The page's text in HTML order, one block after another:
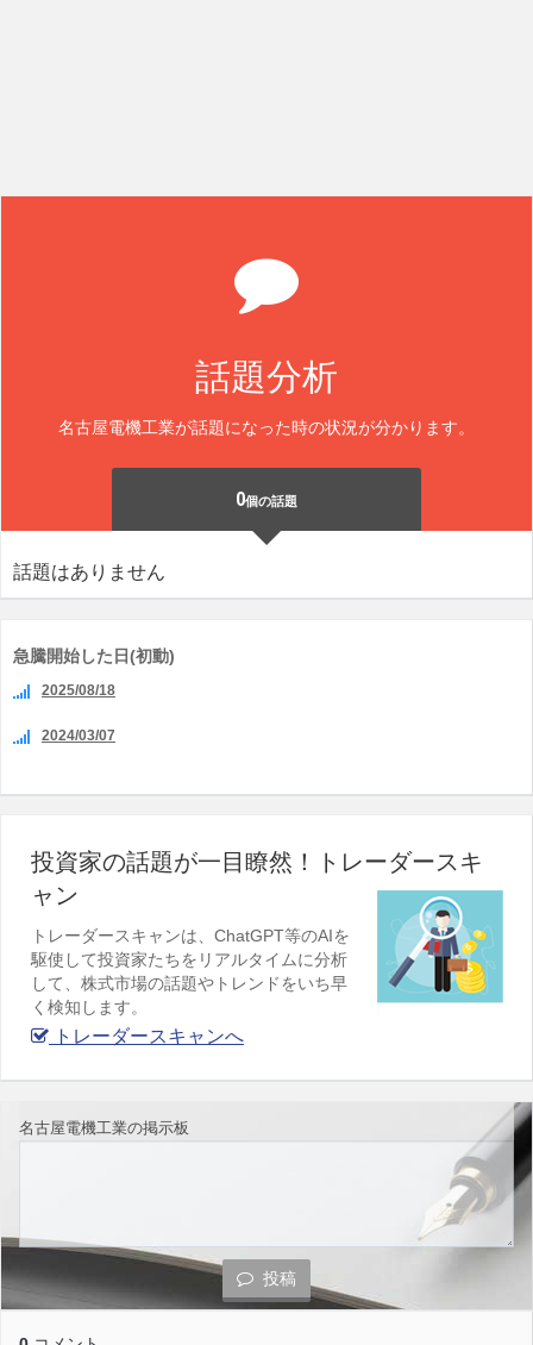
話題分析
名古屋電機工業が話題になった時の状況が分かります。
0個の話題
話題はありません
急騰開始した日(初動)
2025/08/18
2024/03/07
投資家の話題が一目瞭然！トレーダースキ
ャン
トレーダースキャンは、ChatGPT等のAIを
駆使して投資家たちをリアルタイムに分析
して、株式市場の話題やトレンドをいち早
く検知します。
トレーダースキャンへ
名古屋電機工業の掲示板
投稿